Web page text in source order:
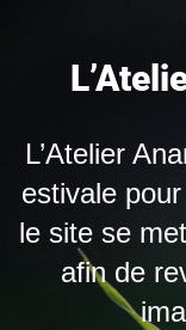
L’Atelier
estivale
le site se
afin de